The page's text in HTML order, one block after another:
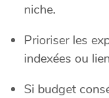
niche.
Prioriser les
indexées ou
Si budget